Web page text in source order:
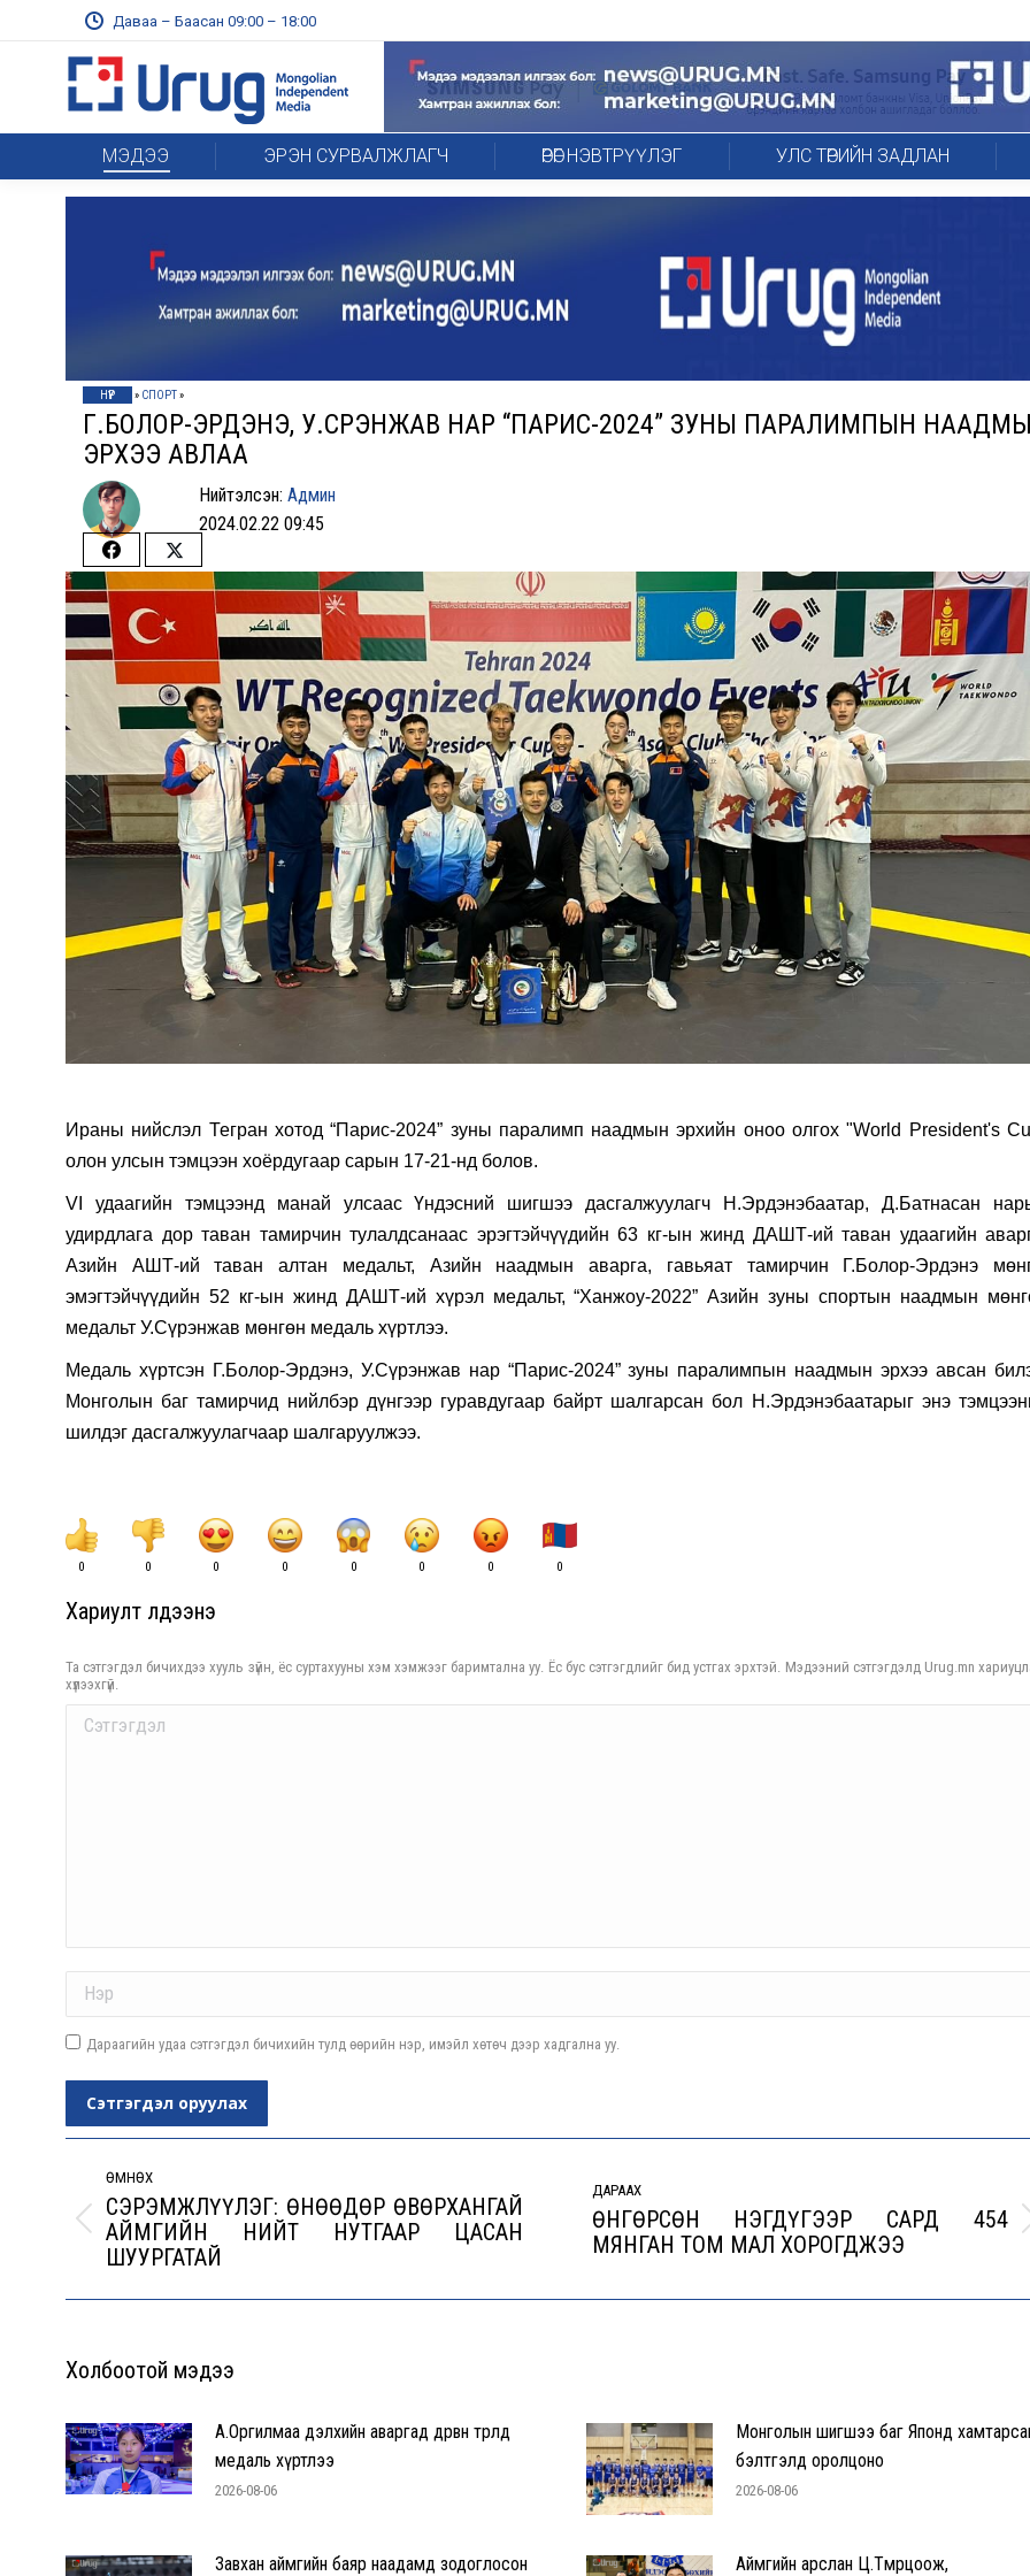
Даваа – Баасан 09:00 – 18:00
МЭДЭЭ ЭРЭН СУРВАЛЖЛАГЧ ӨРӨГ НЭВТРҮҮЛЭГ УЛС ТӨРИЙН ЗАДЛАН
НҮҮР » СПОРТ»
Г.БОЛОР-ЭРДЭНЭ, У.СҮРЭНЖАВ НАР “ПАРИС-2024” ЗУНЫ ПАРАЛИМПЫН
ЭРХЭЭ АВЛАА
Нийтэлсэн:Админ
2024.02.22 09:45
Share
on
Facebook
Share
Twitter
Ираны нийслэл Тегран хотод “Парис-2024” зуны паралимп наадмын эрхийн оноо олгох "World President's
олон улсын тэмцээн хоёрдугаар сарын 17-21-нд болов.
VI удаагийн тэмцээнд манай улсаас Үндэсний шигшээ дасгалжуулагч Н.Эрдэнэбаатар, Д.Батнасан
удирдлага дор таван тамирчин тулалдсанаас эрэгтэйчүүдийн 63 кг-ын жинд ДАШТ-ий таван удаагийн
Азийн АШТ-ий таван алтан медальт, Азийн наадмын аварга, гавьяат тамирчин Г.Болор-Эрдэнэ
эмэгтэйчүүдийн 52 кг-ын жинд ДАШТ-ий хүрэл медальт, “Ханжоу-2022” Азийн зуны спортын наадмын
медальт У.Сүрэнжав мөнгөн медаль хүртлээ.
Медаль хүртсэн Г.Болор-Эрдэнэ, У.Сүрэнжав нар “Парис-2024” зуны паралимпын наадмын эрхээ авсан
Монголын баг тамирчид нийлбэр дүнгээр гуравдугаар байрт шалгарсан бол Н.Эрдэнэбаатарыг энэ
шилдэг дасгалжуулагчаар шалгаруулжээ.
0 0 0 0 0 0 0 0
Хариулт үлдээнэ үү
Та сэтгэгдэл бичихдээ хууль зүйн, ёс суртахууны хэм хэмжээг баримтална уу. Ёс бус сэтгэгдлийг бид устгах эрхтэй. Мэдээний сэтгэгдэлд Urug.mn
хүлээхгүй.
Comment
Дараагийн удаа сэтгэгдэл бичихийн тулд өөрийн нэр, имэйл хөтөч дээр хадгална уу.
Сэтгэгдэл оруулах
navigation
ӨМНӨХ
Previous
post:
СЭРЭМЖЛҮҮЛЭГ: ӨНӨӨДӨР ӨВӨРХАНГАЙ
АЙМГИЙН НИЙТ НУТГААР ЦАСАН
ШУУРГАТАЙ
ДАРААХ
Next
ӨНГӨРСӨН НЭГДҮГЭЭР САРД 454
МЯНГАН ТОМ МАЛ ХОРОГДЖЭЭ
Холбоотой мэдээ
А.Оргилмаа дэлхийн аваргад дөрвөн төрөлд
медаль хүртлээ
2026-08-06
Монголын шигшээ баг Японд
бэлтгэлд оролцоно
2026-08-06
Завхан аймгийн баяр наадамд зодоглосон Аймгийн арслан Ц.Төмөрцоож,